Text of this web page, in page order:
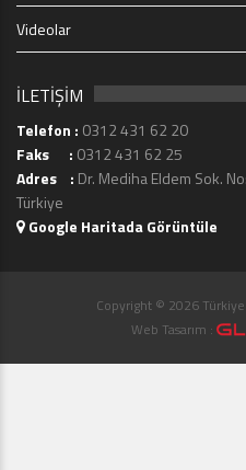
Videolar
İLETİŞİM
Telefon : 0312 431 62 20
Faks : 0312 431 62 25
Adres : Dr. Mediha Eldem Sok.
Türkiye
Google Haritada Görüntüle
Copyright © 2026
Web Tasarım :